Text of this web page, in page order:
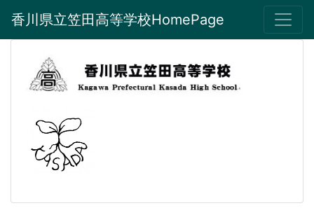
香川県立笠田高等学校HomePage